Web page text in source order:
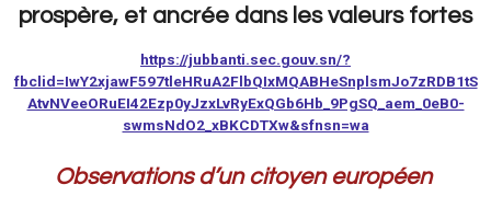
prospère, et ancrée dans les valeurs fortes
https://jubbanti.sec.gouv.sn/?
fbclid=IwY2xjawF597tleHRuA2FlbQIxMQABHeSnplsmJo7zRDB1tS
AtvNVeeORuEI42Ezp0yJzxLvRyExQGb6Hb_9PgSQ_aem_0eB0-
swmsNdO2_xBKCDTXw&sfnsn=wa
Observations d’un citoyen européen